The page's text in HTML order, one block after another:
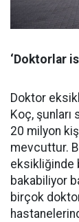
‘Doktorlar
Doktor
Koç, şunları
20 milyon
mevcuttur.
eksikliğinde
bakabiliyor
birçok